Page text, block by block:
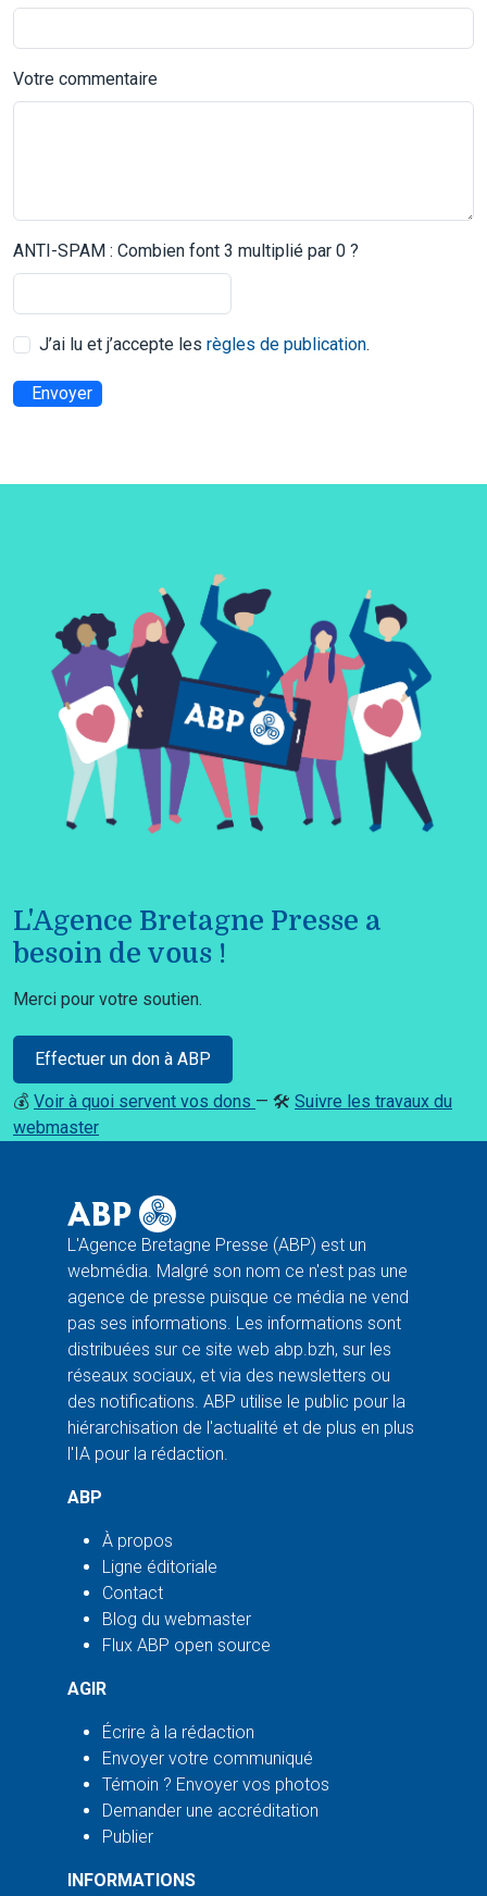
Votre commentaire
ANTI-SPAM : Combien font 3 multiplié par 0 ?
J’ai lu et j’accepte les règles de publication.
Envoyer
L'Agence Bretagne Presse a
besoin de vous !
Merci pour votre soutien.
Effectuer un don à ABP
💰 Voir à quoi servent vos dons — 🛠️ Suivre les travaux du
webmaster
L'Agence Bretagne Presse (ABP) est un
webmédia. Malgré son nom ce n'est pas une
agence de presse puisque ce média ne vend
pas ses informations. Les informations sont
distribuées sur ce site web abp.bzh, sur les
réseaux sociaux, et via des newsletters ou
des notifications. ABP utilise le public pour la
hiérarchisation de l'actualité et de plus en plus
l'IA pour la rédaction.
ABP
À propos
Ligne éditoriale
Contact
Blog du webmaster
Flux ABP open source
AGIR
Écrire à la rédaction
Envoyer votre communiqué
Témoin ? Envoyer vos photos
Demander une accréditation
Publier
INFORMATIONS